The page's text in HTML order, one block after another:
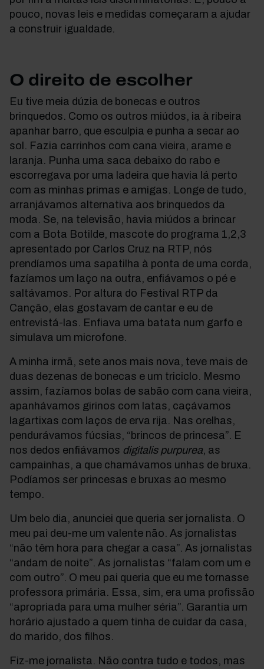
pouco, novas leis e medidas começaram a ajudar
a construir igualdade.
O direito de escolher
Eu tive meia dúzia de bonecas e outros
brinquedos. Como os outros miúdos, ia à ribeira
apanhar barro, que esculpia e punha a secar ao
sol. Fazia carrinhos com cana vieira, arame e
laranja. Punha uma saca debaixo do rabo e
escorregava por uma ladeira que havia lá perto
com as minhas primas e amigas. Longe de tudo,
arranjávamos alternativa aos brinquedos da
moda. Se, na televisão, havia miúdos a brincar
com a Bota Botilde, mascote do programa 1,2,3
apresentado por Carlos Cruz na RTP, nós
prendíamos uma sapatilha à ponta de uma corda,
fazíamos um laço na outra, enfiávamos o pé e
saltávamos. Por altura do Festival RTP da
Canção, elas gostavam de cantar e eu de
entrevistá-las. Enfiava uma batata num garfo e
simulava um microfone.
A minha irmã, sete anos mais nova, teve mais de
duas dezenas de bonecas e um triciclo. Mesmo
assim, fazíamos bolas de sabão com cana vieira,
apanhávamos girinos com latas, caçávamos
lagartixas com laços de erva rija. Nas orelhas,
pendurávamos fúcsias, “brincos de princesa”. E
nos dedos enfiávamos digitalis purpurea, as
campainhas, a que chamávamos unhas de bruxa.
Podíamos ser princesas e bruxas ao mesmo
tempo.
Um belo dia, anunciei que queria ser jornalista. O
meu pai deu-me um valente não. As jornalistas
“não têm hora para chegar a casa”. As jornalistas
“andam de noite”. As jornalistas “falam com um e
com outro”. O meu pai queria que eu me tornasse
professora primária. Essa, sim, era uma profissão
“apropriada para uma mulher séria”. Garantia um
horário ajustado a quem tinha de cuidar da casa,
do marido, dos filhos.
Fiz-me jornalista. Não contra tudo e todos, mas